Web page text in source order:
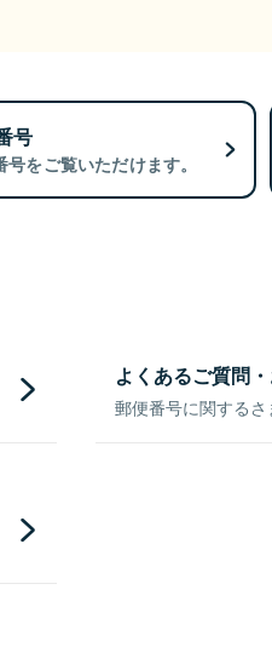
号
をご覧いただけます。
よくあるご質問
郵便番号に関するさ